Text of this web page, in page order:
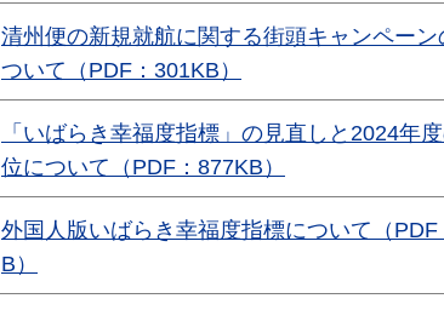
清州便の新規就航に関する街頭キャンペーン
ついて（PDF：301KB）
「いばらき幸福度指標」の見直しと2024年
位について（PDF：877KB）
外国人版いばらき幸福度指標について（PDF
B）